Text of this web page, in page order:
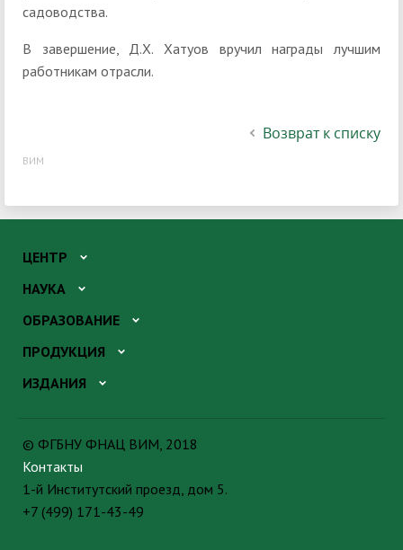
садоводства.
В завершение, Д.Х. Хатуов вручил награды лучшим
работникам отрасли.
Возврат к списку
ВИМ
ЦЕНТР
НАУКА
ОБРАЗОВАНИЕ
ПРОДУКЦИЯ
ИЗДАНИЯ
© ФГБНУ ФНАЦ ВИМ, 2018
Контакты
1-й Институтский проезд, дом 5.
+7 (499) 171-43-49